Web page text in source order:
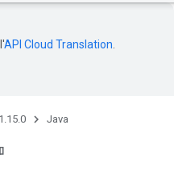
API Cloud Translation
Java